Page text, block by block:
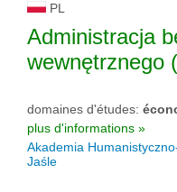
PL
Administracja
wewnętrznego
domaines d'études:
plus d'informations »
Akademia
Jaśle